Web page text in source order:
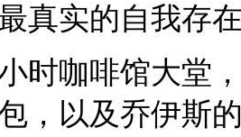
真实的自我存
咖啡馆大堂，
，以及乔伊斯